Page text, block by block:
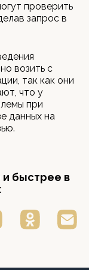
проверить
запрос в
возить с
так как они
что у
при
данных на
быстрее в